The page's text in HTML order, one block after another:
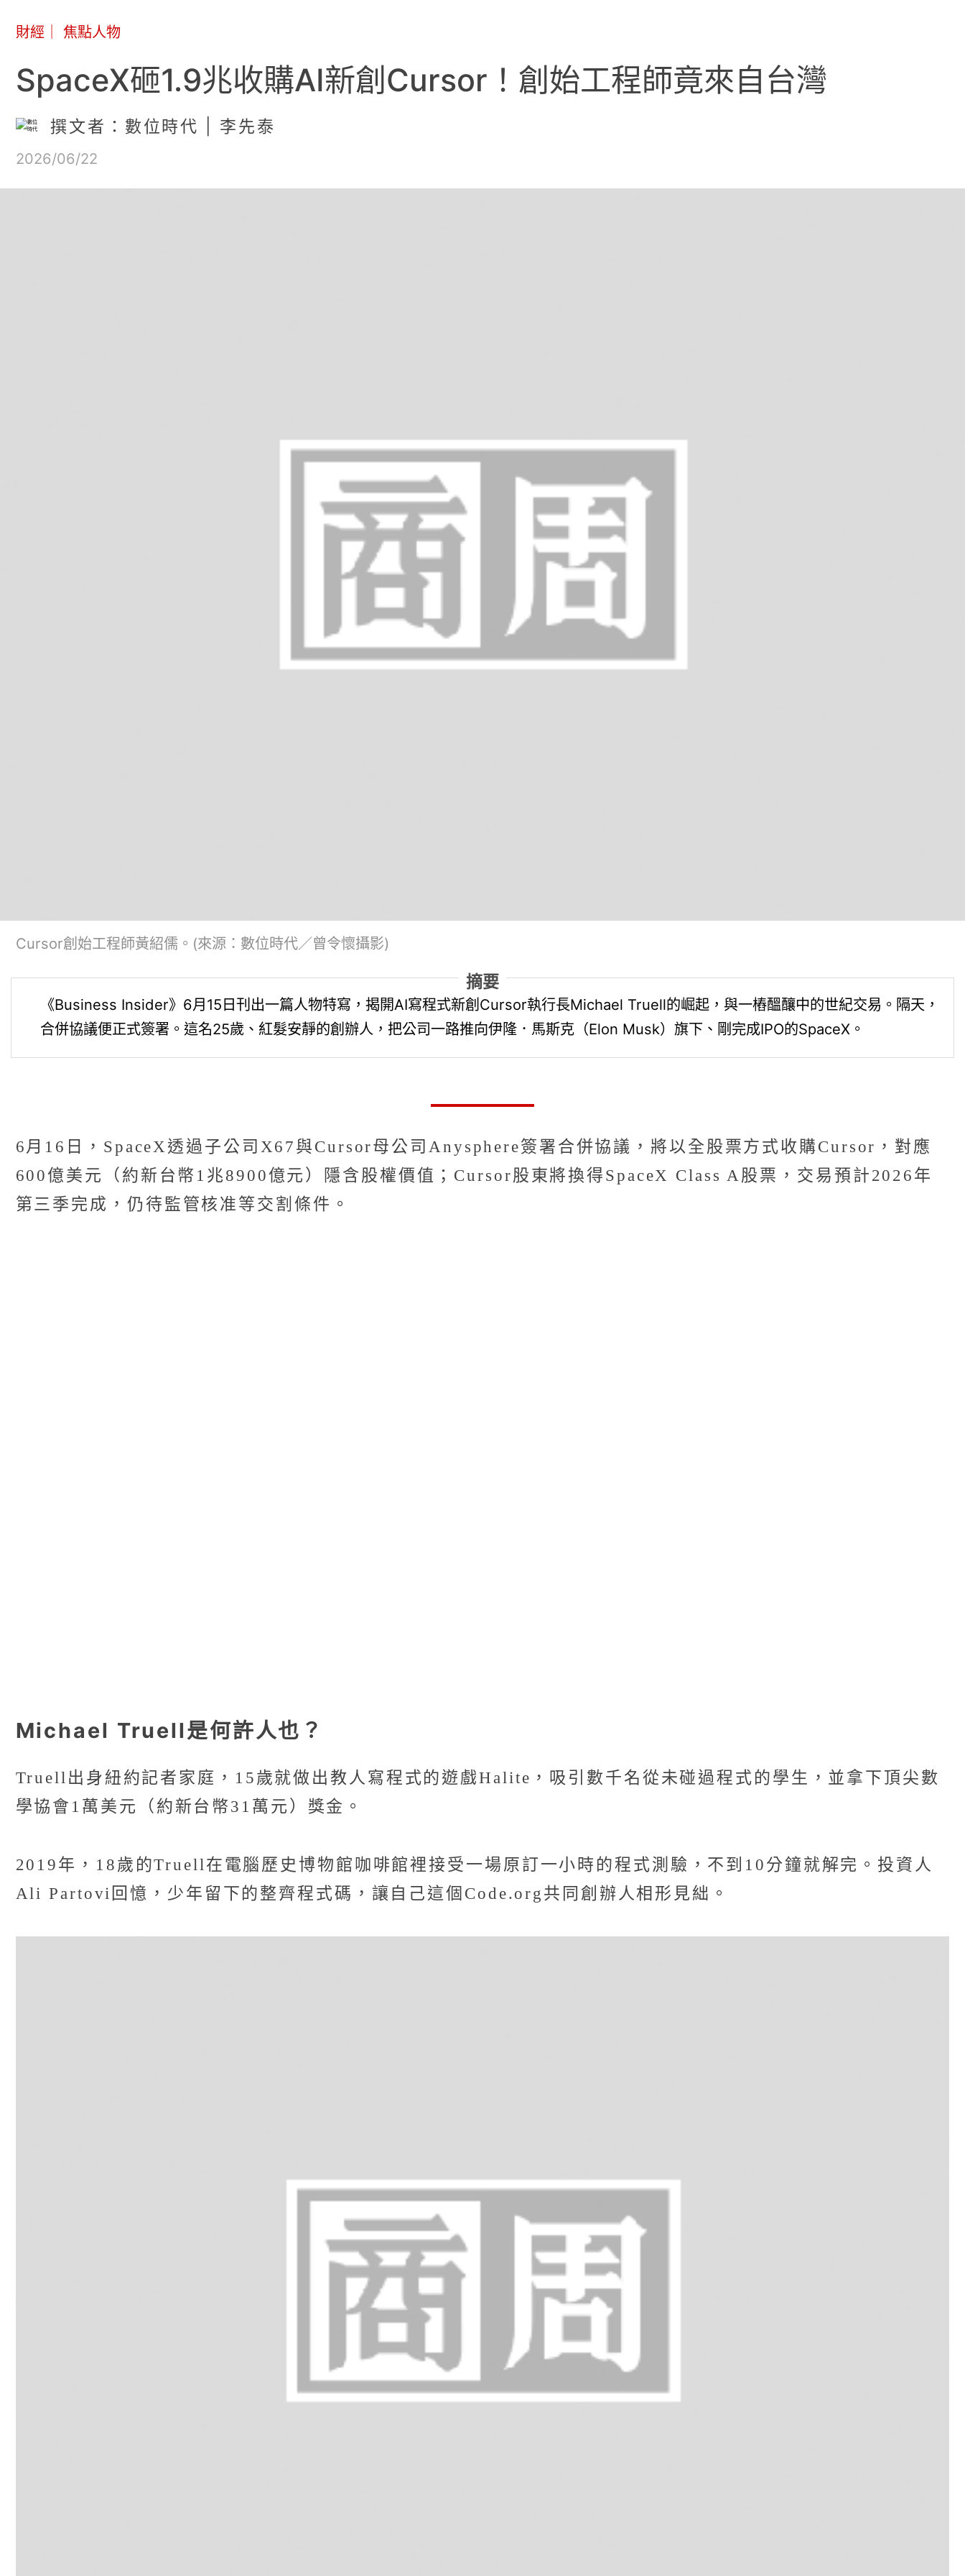
財經 焦點人物
SpaceX砸1.9兆收購AI新創Cursor！創始工程師竟來自台灣
撰文者：數位時代 | 李先泰
2026/06/22
Cursor創始工程師黃紹儒。(來源：數位時代／曾令懷攝影)
摘要
《Business Insider》6月15日刊出一篇人物特寫，揭開AI寫程式新創Cursor執行長Michael Truell的崛起，與一樁醞釀中的世紀交易。隔天，
合併協議便正式簽署。這名25歲、紅髮安靜的創辦人，把公司一路推向伊隆．馬斯克（Elon Musk）旗下、剛完成IPO的SpaceX。
6月16日，SpaceX透過子公司X67與Cursor母公司Anysphere簽署合併協議，將以全股票方式收購Cursor，對應
600億美元（約新台幣1兆8900億元）隱含股權價值；Cursor股東將換得SpaceX Class A股票，交易預計2026年
第三季完成，仍待監管核准等交割條件。
Michael Truell是何許人也？
Truell出身紐約記者家庭，15歲就做出教人寫程式的遊戲Halite，吸引數千名從未碰過程式的學生，並拿下頂尖數
學協會1萬美元（約新台幣31萬元）獎金。
2019年，18歲的Truell在電腦歷史博物館咖啡館裡接受一場原訂一小時的程式測驗，不到10分鐘就解完。投資人
Ali Partovi回憶，少年留下的整齊程式碼，讓自己這個Code.org共同創辦人相形見絀。